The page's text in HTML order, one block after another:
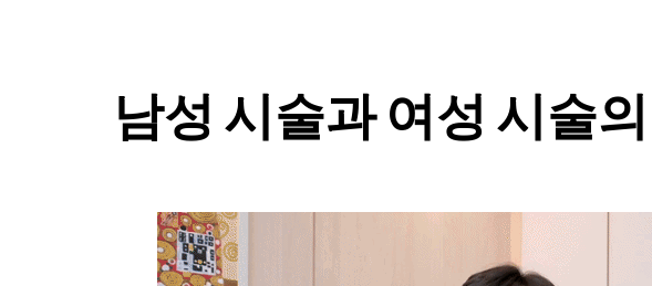
남성 시술과 여성 시술